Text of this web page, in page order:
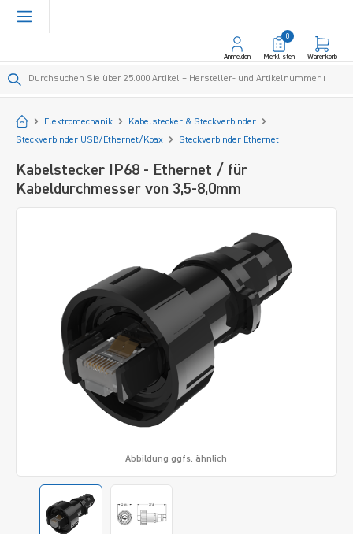
springen
Anmelden Merklisten
0
Warenkorb
Startseite
Elektromechanik
Kabelstecker & Steckverbinder
Steckverbinder USB/Ethernet/Koax
Steckverbinder Ethernet
Kabelstecker IP68 - Ethernet / für
Kabeldurchmesser von 3,5-8,0mm
Abbildung ggfs. ähnlich